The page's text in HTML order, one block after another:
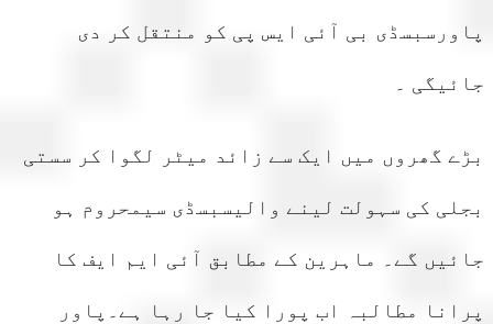
بی آئی ایس پی کو منتقل کر دی
۔
گھروں میں ایک سے زائد میٹر لگوا کر سستی
کی سہولت لینے والیسبسڈی سیمحروم ہو
گے۔ ماہرین کے مطابق آئی ایم ایف کا
مطالبہ اب پورا کیا جا رہا ہے۔پاور